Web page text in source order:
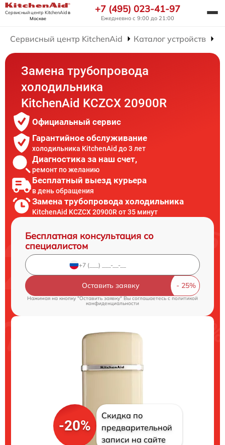
Сервисный центр KitchenAidв
Москве
+7 (495) 023-41-97
Ежедневно с 9:00 до 21:00
Сервисный центр KitchenAid Каталог устройств
Замена трубопровода
холодильника
KitchenAid KCZCX 20900R
Официальный сервис
Гарантийное обслуживание
холодильника KitchenAid до 3 лет
Диагностика за наш счет,
ремонт по желанию
Бесплатный выезд курьера
в день обращения
Замена трубопровода холодильника
KitchenAid KCZCX 20900R от 35 минут
Бесплатная консультация со
специалистом
Оставить заявку
Нажимая на кнопку "Оставить заявку" Вы соглашаетесь cполитикой
конфиденциальности
-20%
Скидка по
предварительной
записи на сайте